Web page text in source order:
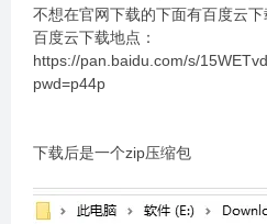
不想在官网下载的下面有百度云下
百度云下载地点：
https://pan.baidu.com/s/
pwd=p44p
下载后是一个zip压缩包